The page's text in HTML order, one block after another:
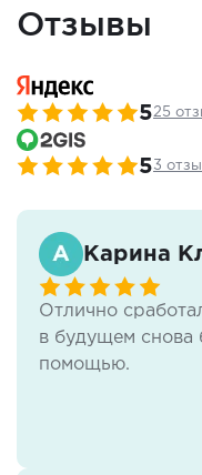
Отзывы
525
53
Карина
Отлично
в будущем снова
помощью.